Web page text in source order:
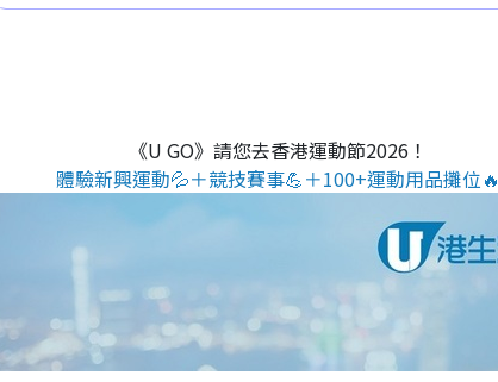
《U GO》請您去香港運動節2026！
體驗新興運動💦＋競技賽事💪＋100+運動用品攤位🔥